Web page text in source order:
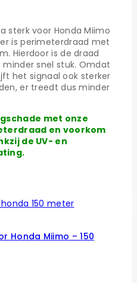
sterk voor Honda Miimo
is perimeterdraad met
Hierdoor is de draad
snel stuk. Omdat
het signaal ook sterker
er treedt dus minder
met onze
en voorkom
de UV- en
Honda Miimo – 150